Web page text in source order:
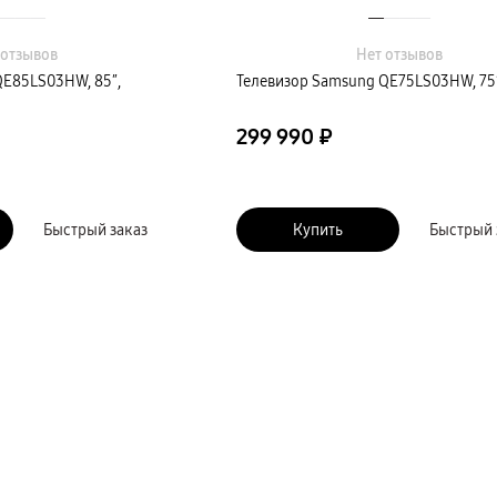
85″,
Быстрый заказ
Нет отзывов
Телевизор Samsung QE75LS03HW,
299 990 ₽
Купить Быстрый